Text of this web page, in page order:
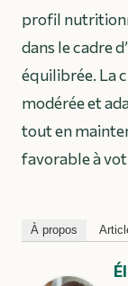
profil
dans le cadre
équilibrée. La
modérée et
tout en
favorable à
À propos